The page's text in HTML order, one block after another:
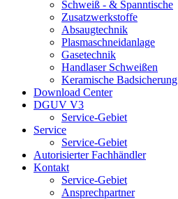
Schweiß - & Spanntische
Zusatzwerkstoffe
Absaugtechnik
Plasmaschneidanlage
Gasetechnik
Handlaser Schweißen
Keramische Badsicherung
Download Center
DGUV V3
Service-Gebiet
Service
Service-Gebiet
Autorisierter Fachhändler
Kontakt
Service-Gebiet
Ansprechpartner